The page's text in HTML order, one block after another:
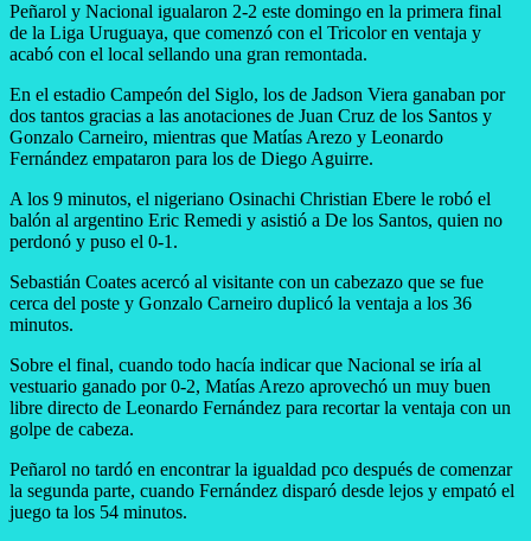
Peñarol y Nacional igualaron 2-2 este domingo en la primera final
de la Liga Uruguaya, que comenzó con el Tricolor en ventaja y
acabó con el local sellando una gran remontada.
En el estadio Campeón del Siglo, los de Jadson Viera ganaban por
dos tantos gracias a las anotaciones de Juan Cruz de los Santos y
Gonzalo Carneiro, mientras que Matías Arezo y Leonardo
Fernández empataron para los de Diego Aguirre.
A los 9 minutos, el nigeriano Osinachi Christian Ebere le robó el
balón al argentino Eric Remedi y asistió a De los Santos, quien no
perdonó y puso el 0-1.
Sebastián Coates acercó al visitante con un cabezazo que se fue
cerca del poste y Gonzalo Carneiro duplicó la ventaja a los 36
minutos.
Sobre el final, cuando todo hacía indicar que Nacional se iría al
vestuario ganado por 0-2, Matías Arezo aprovechó un muy buen
libre directo de Leonardo Fernández para recortar la ventaja con un
golpe de cabeza.
Peñarol no tardó en encontrar la igualdad pco después de comenzar
la segunda parte, cuando Fernández disparó desde lejos y empató el
juego ta los 54 minutos.